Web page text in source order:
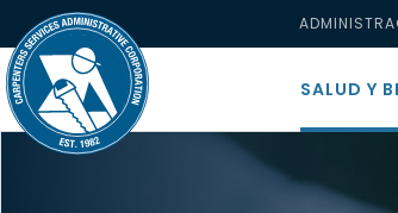
SALUD Y